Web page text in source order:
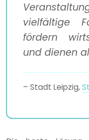
vielfältige
fördern
und dienen
– Stadt Leipzig,